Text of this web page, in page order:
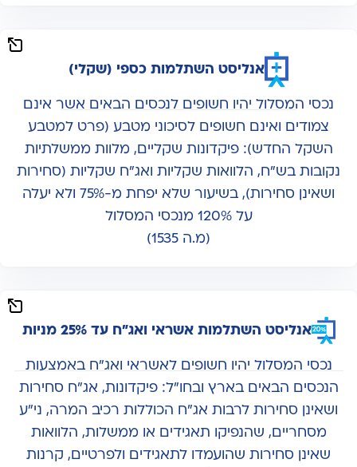
אנליסט השתלמות כספי (שקלי)
נכסי המסלול יהיו חשופים לנכסים הבאים אשר אינם
צמודים ואינם חשופים לסיכוני מטבע (פרט למטבע
השקל החדש): פיקדונות שקליים, מלוות ממשלתיות
נקובות בש"ח, הלוואות שקליות ואג"ח שקליות (סחירות
ושאינן סחירות), בשיעור שלא יפחת מ-75% ולא יעלה
על 120% מנכסי המסלול
(מ.ה 1535)
אנליסט השתלמות אשראי ואג"ח עד 25% מניות
נכסי המסלול יהיו חשופים לאשראי ואג"ח באמצעות
הנכסים הבאים בארץ ובחו"ל: פיקדונות, אג"ח סחירות
ושאינן סחירות לרבות אג"ח הכוללות רכיב המרה, ני"ע
מסחריים, שהנפיקו תאגידים או ממשלות, הלוואות
שאינן סחירות שהועמדו לתאגידים ולפרטיים, קרנות